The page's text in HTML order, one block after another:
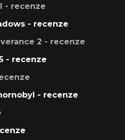
- recenze
- recenze
2 - recenze
- recenze
- recenze